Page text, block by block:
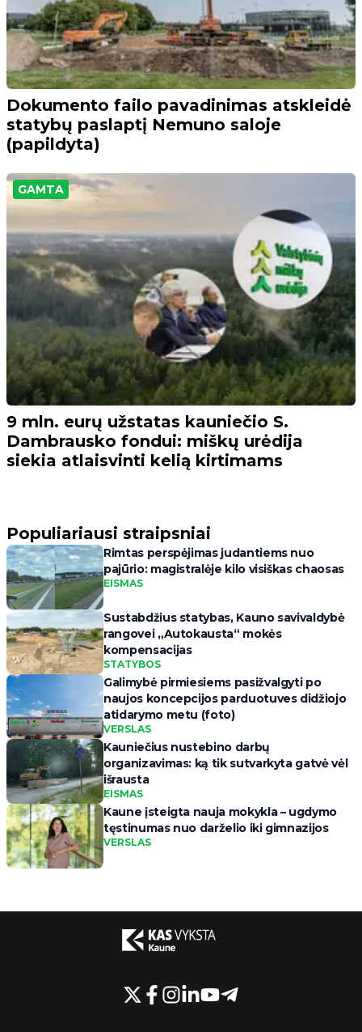
Dokumento failo pavadinimas atskleidė
statybų paslaptį Nemuno saloje
(papildyta)
GAMTA
9 mln. eurų užstatas kauniečio S.
Dambrausko fondui: miškų urėdija
siekia atlaisvinti kelią kirtimams
Populiariausi straipsniai
Rimtas perspėjimas judantiems nuo
pajūrio: magistralėje kilo visiškas chaosas
EISMAS
Sustabdžius statybas, Kauno savivaldybė
rangovei „Autokausta“ mokės
kompensacijas
STATYBOS
Galimybė pirmiesiems pasižvalgyti po
naujos koncepcijos parduotuves didžiojo
atidarymo metu (foto)
VERSLAS
Kauniečius nustebino darbų
organizavimas: ką tik sutvarkyta gatvė vėl
išrausta
EISMAS
Kaune įsteigta nauja mokykla – ugdymo
tęstinumas nuo darželio iki gimnazijos
VERSLAS